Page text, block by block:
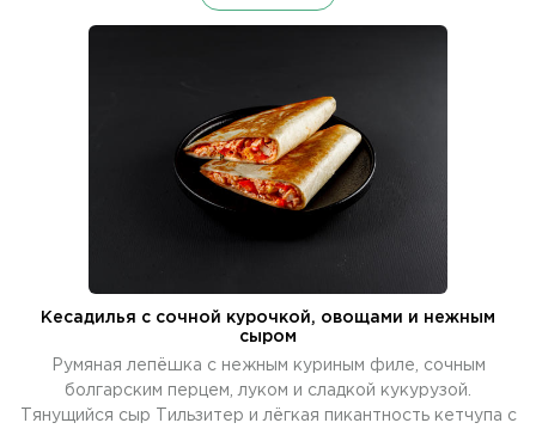
Кесадилья с сочной курочкой, овощами и нежным
сыром
Румяная лепёшка с нежным куриным филе, сочным
болгарским перцем, луком и сладкой кукурузой.
Тянущийся сыр Тильзитер и лёгкая пикантность кетчупа с